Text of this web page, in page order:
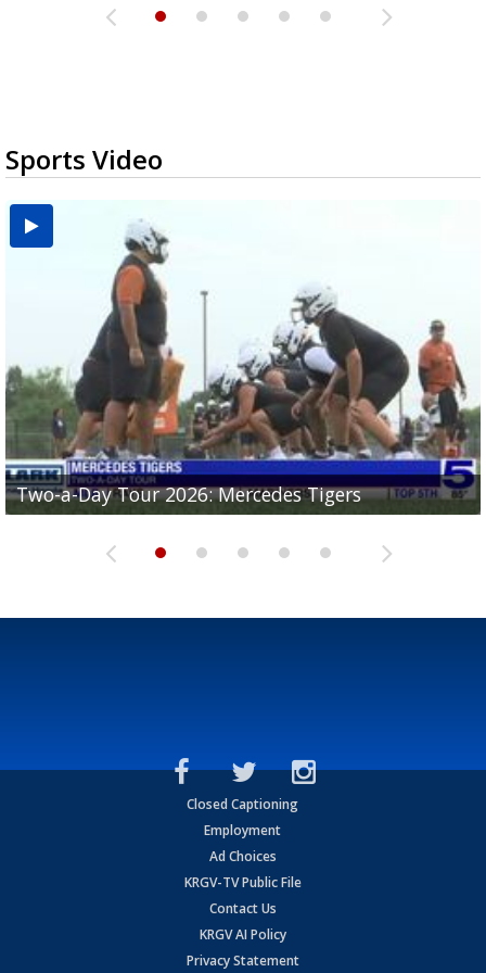
Sports Video
Two-a-Day Tour 2026: Mercedes Tigers
Two-a-Day Tour 2026: Progreso Red Ants
Two-a-Day Tour 2026: Donna Redskins
Two-a-Day Tour 2026: Brownsville Pace Vikings
Two-a-Day Tour 2026: La Joya Coyotes
Closed Captioning
Employment
Ad Choices
KRGV-TV Public File
Contact Us
KRGV AI Policy
Privacy Statement